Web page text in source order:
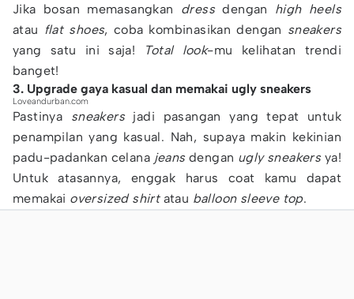
Jika bosan memasangkan dressdengan high heels
atau flat shoes, coba kombinasikan dengan sneakers
yang satu ini saja!
Total look-mu kelihatan trendi
banget!
3. Upgrade gaya kasual dan memakai ugly sneakers
Loveandurban.com
Pastinya sneakersjadi pasangan yang tepat untuk
penampilan yang kasual. Nah, supaya makin kekinian
padu-padankan celana jeansdengan ugly sneakersya!
Untuk atasannya, enggak harus coat kamu dapat
memakai oversized shirtatau balloon sleeve top.